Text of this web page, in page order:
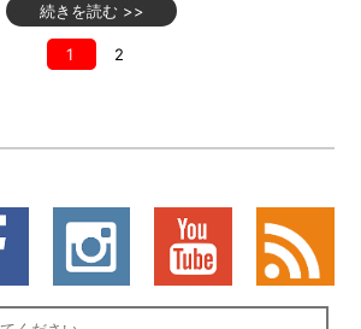
続きを読む >>
1 2